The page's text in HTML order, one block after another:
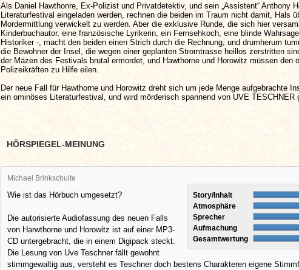
Als Daniel Hawthonre, Ex-Polizist und Privatdetektiv, und sein „Assistent“ Anthony
Literaturfestival eingeladen werden, rechnen die beiden im Traum nicht damit, Hals
Mordermittlung verwickelt zu werden. Aber die exklusive Runde, die sich hier
Kinderbuchautor, eine französische Lyrikerin, ein Fernsehkoch, eine blinde
Historiker -, macht den beiden einen Strich durch die Rechnung, und drumherum
die Bewohner der Insel, die wegen einer geplanten Stromtrasse heillos zerstritten
der Mäzen des Festivals brutal ermordet, und Hawthorne und Horowitz müssen den
Polizeikräften zu Hilfe eilen.
Der neue Fall für Hawthorne und Horowitz dreht sich um jede Menge aufgebrachte
ein ominöses Literaturfestival, und wird mörderisch spannend von UVE TESCHNER
HÖRSPIEGEL-MEINUNG
Michael Brinkschulte
Story/Inhalt
Atmosphäre
Sprecher
Aufmachung
Gesamtwertung
Wie ist das Hörbuch umgesetzt?
Die autorisierte Audiofassung des neuen Falls
von Harwthorne und Horowitz ist auf einer MP3-
CD untergebracht, die in einem Digipack steckt.
Die Lesung von Uve Teschner fällt gewohnt
stimmgewaltig aus, versteht es Teschner doch bestens Charakteren eigene